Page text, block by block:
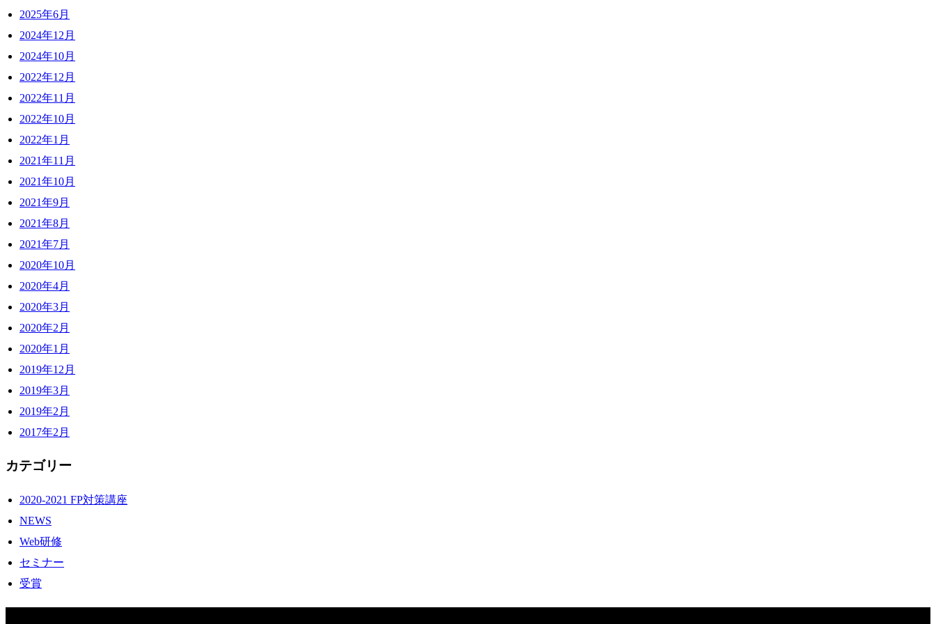
2025年6月
2024年12月
2024年10月
2022年12月
2022年11月
2022年10月
2022年1月
2021年11月
2021年10月
2021年9月
2021年8月
2021年7月
2020年10月
2020年4月
2020年3月
2020年2月
2020年1月
2019年12月
2019年3月
2019年2月
2017年2月
カテゴリー
2020-2021 FP対策講座
NEWS
Web研修
セミナー
受賞